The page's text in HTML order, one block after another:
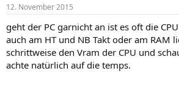
12. November 2015
geht der PC garnicht an ist es oft die
auch am HT und NB Takt oder am RAM
schrittweise den Vram der CPU und
achte natürlich auf die temps.